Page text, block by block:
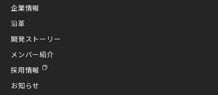
企業情報
沿革
開発ストーリー
メンバー紹介
採用情報
お知らせ